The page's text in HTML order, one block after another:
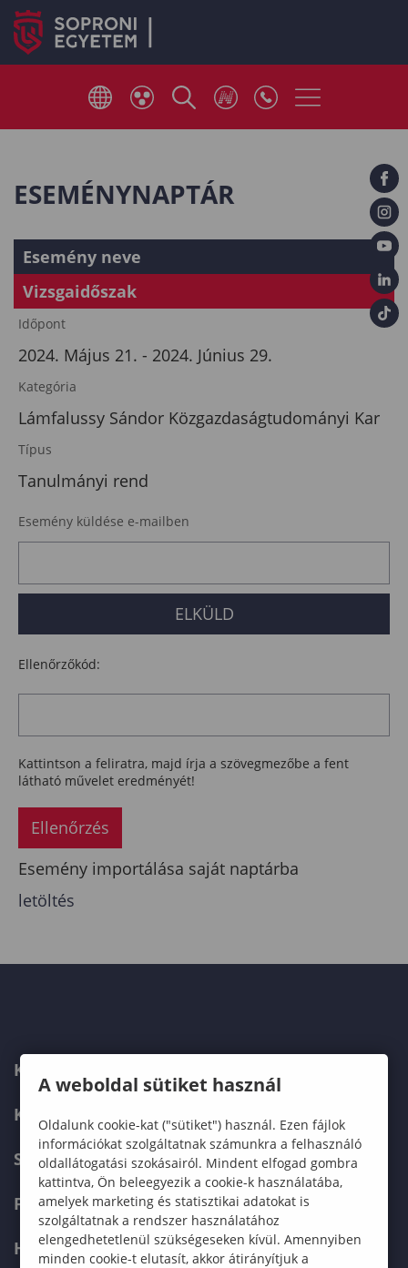
ESEMÉNYNAPTÁR
Esemény neve
Vizsgaidőszak
Időpont
2024. Május 21. - 2024. Június 29.
Kategória
Lámfalussy Sándor Közgazdaságtudományi Kar
Típus
Tanulmányi rend
Esemény küldése e-mailben
Ellenőrzőkód:
Kattintson a feliratra, majd írja a szövegmezőbe a fent
látható művelet eredményét!
Ellenőrzés
Esemény importálása saját naptárba
letöltés
KAPCSOLAT
KÉPZÉSKERESŐ
SZERVEZETI FELÉPÍTÉS
FELVÉTELIZŐKNEK
HALLGATÓKNAK
A weboldal sütiket használ
Oldalunk cookie-kat ("sütiket") használ. Ezen fájlok
információkat szolgáltatnak számunkra a felhasználó
oldallátogatási szokásairól. Mindent elfogad gombra
kattintva, Ön beleegyezik a cookie-k használatába,
amelyek marketing és statisztikai adatokat is
szolgáltatnak a rendszer használatához
elengedhetetlenül szükségeseken kívül. Amennyiben
minden cookie-t elutasít, akkor átirányítjuk a